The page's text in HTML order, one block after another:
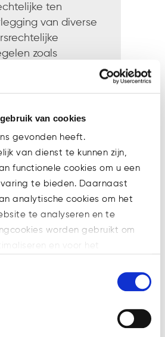
van cookies
gevonden heeft.
van dienst te kunnen zijn,
functionele cookies om u een
te bieden. Daarnaast
analytische cookies om het
te analyseren en te
worden gebruikt om
ziet u in de cookiebalk
informatie willen over onze
privacy/
ten
van diverse
zoals
berichten.